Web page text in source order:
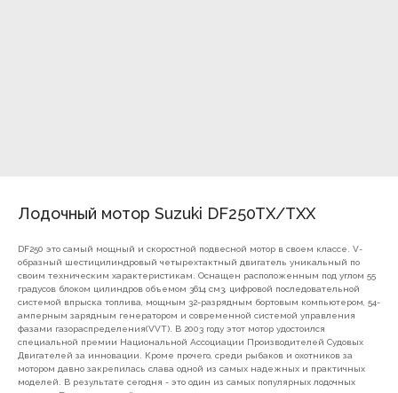
Лодочный мотор Suzuki DF250TX/TXX
DF250 это самый мощный и скоростной подвесной мотор в своем классе. V-
образный шестицилиндровый четырехтактный двигатель уникальный по
своим техническим характеристикам. Оснащен расположенным под углом 55
градусов блоком цилиндров объемом 3614 см3, цифровой последовательной
системой впрыска топлива, мощным 32-разрядным бортовым компьютером, 54-
амперным зарядным генератором и современной системой управления
фазами газораспределения(VVT). В 2003 году этот мотор удостоился
специальной премии Национальной Ассоциации Производителей Судовых
Двигателей за инновации. Кроме прочего, среди рыбаков и охотников за
мотором давно закрепилась слава одной из самых надежных и практичных
моделей. В результате сегодня - это один из самых популярных лодочных
7(8512)20-10-17
Адрес:г. Астрахань, ул.
Адмирала Нахимова 80 "в"